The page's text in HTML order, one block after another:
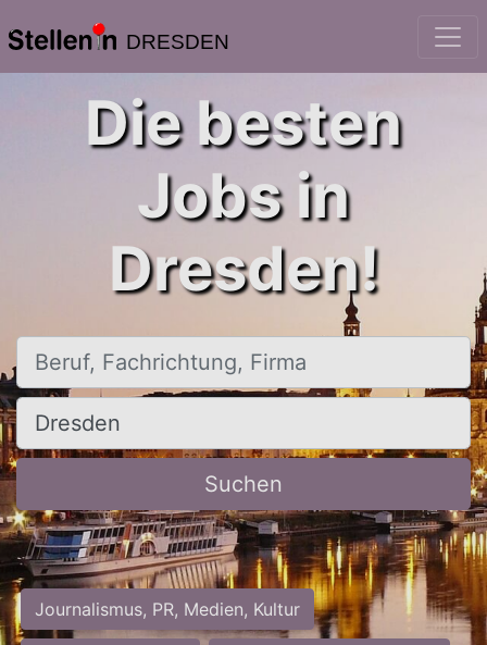
DRESDEN
Die besten
Jobs in
Dresden!
Beruf, Fachrichtung, Firma
Ort, Stadt
Suchen
Journalismus, PR, Medien, Kultur